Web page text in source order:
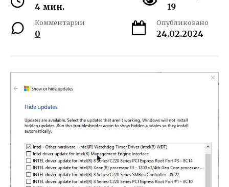
4 мин. 19
Комментарии
0
Опубликовано
24.02.2024